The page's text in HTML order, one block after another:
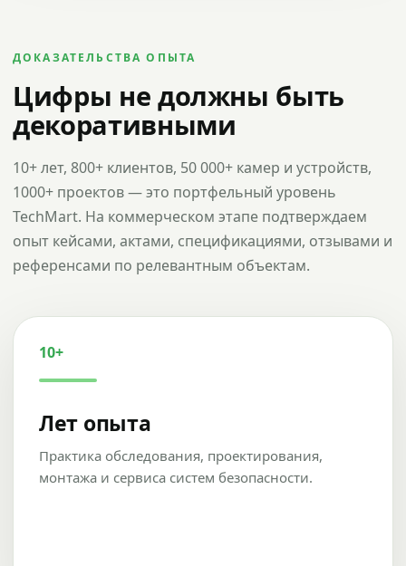
ДОКАЗАТЕЛЬСТВА ОПЫТА
Цифры не должны быть
декоративными
10+ лет, 800+ клиентов, 50 000+ камер и устройств,
1000+ проектов — это портфельный уровень
TechMart. На коммерческом этапе подтверждаем
опыт кейсами, актами, спецификациями, отзывами и
референсами по релевантным объектам.
10+
Лет опыта
Практика обследования, проектирования,
монтажа и сервиса систем безопасности.